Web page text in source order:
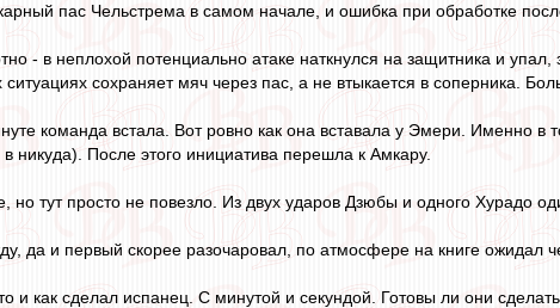
пас Чельстрема в самом начале, и ошибка при обработке
- в неплохой потенциально атаке наткнулся на защитника и
сохраняет мяч через пас, а не втыкается в соперника.
команда встала. Вот ровно как она вставала у Эмери. Именно в
никуда). После этого инициатива перешла к Амкару.
но тут просто не повезло. Из двух ударов Дзюбы и одного Хурадо
да и первый скорее разочаровал, по атмосфере на книге ожидал
и как сделал испанец. С минутой и секундой. Готовы ли они